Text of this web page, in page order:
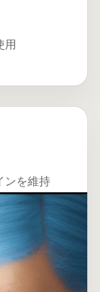
用
ンを維持